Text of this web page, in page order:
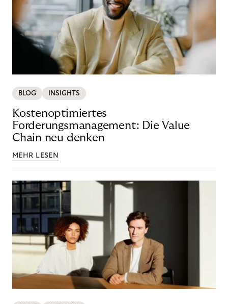
BLOG INSIGHTS
Kostenoptimiertes
Forderungsmanagement: Die Value
Chain neu denken
MEHR LESEN